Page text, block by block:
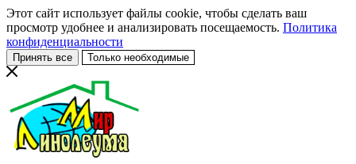
Этот сайт использует файлы cookie, чтобы сделать ваш
просмотр удобнее и анализировать посещаемость. Политика
конфиденциальности
Принять все Только необходимые